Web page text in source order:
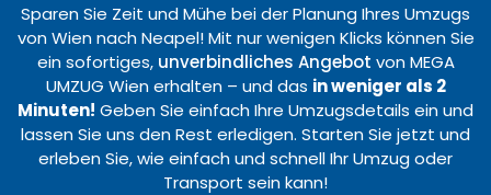
Sparen Sie Zeit und Mühe bei der Planung Ihres Umzugs
von Wien nach Neapel! Mit nur wenigen Klicks können Sie
ein sofortiges, unverbindliches Angebot von MEGA
UMZUG Wien erhalten – und das in weniger als 2
Minuten! Geben Sie einfach Ihre Umzugsdetails ein und
lassen Sie uns den Rest erledigen. Starten Sie jetzt und
erleben Sie, wie einfach und schnell Ihr Umzug oder
Transport sein kann!